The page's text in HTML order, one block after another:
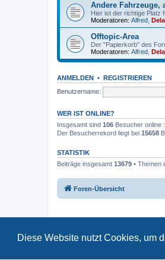
Diese Website nutzt Cookies, um
Andere Fahrzeuge,
Hier ist der richtige Platz
Moderatoren: Alfred
Offtopic-Area
Der "Papierkorb" des
Moderatoren: Alfred
ANMELDEN • REGISTRIEREN
Benutzername:
WER IST ONLINE?
Insgesamt sind 106 Besucher online
Der Besucherrekord liegt bei 15658
STATISTIK
Beiträge insgesamt 13679 • Themen
Foren-Übersicht